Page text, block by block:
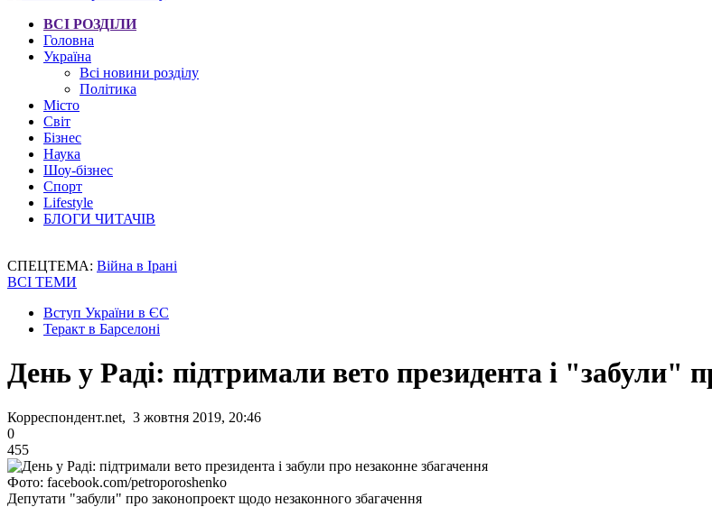
ВСІ РОЗДІЛИ
Головна
Україна
Всі новини розділу
Політика
Місто
Світ
Бізнес
Наука
Шоу-бізнес
Спорт
Lifestyle
БЛОГИ ЧИТАЧІВ
СПЕЦТЕМА: Війна в Ірані
ВСІ ТЕМИ
Вступ України в ЄС
Теракт в Барселоні
День у Раді: підтримали вето президента і "забули"
Корреспондент.net, 3 жовтня 2019, 20:46
0
455
Фото: facebook.com/petroporoshenko
Депутати "забули" про законопроект щодо незаконного збагачення